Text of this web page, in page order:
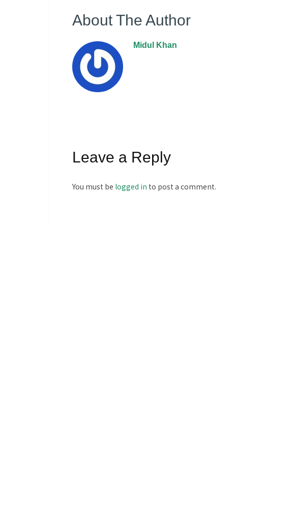
About The Author
Midul Khan
Leave a Reply
You must be logged in to post a comment.